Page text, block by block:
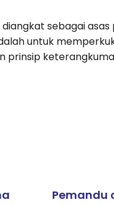
sebagai
untuk
Pemandu